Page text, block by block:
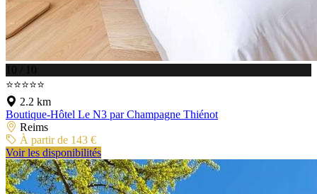
10 / 10
⭐⭐⭐⭐⭐
2.2 km
Boutique-Hôtel Le N3 par Champagne Thiénot
Reims
À partir de 143 €
Voir les disponibilités